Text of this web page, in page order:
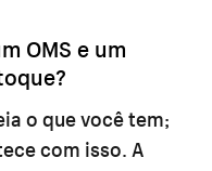
OMS e um
o que você tem;
com isso. A